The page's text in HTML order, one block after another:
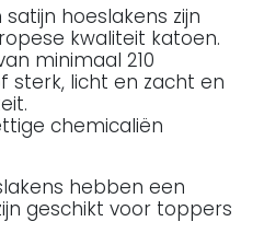
hoeslakens zijn
kwaliteit katoen.
minimaal 210
sterk, licht en zacht en
chemicaliën
hebben een
geschikt voor toppers